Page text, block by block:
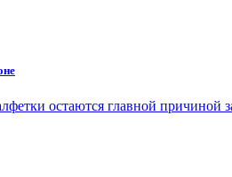
остаются главной причиной